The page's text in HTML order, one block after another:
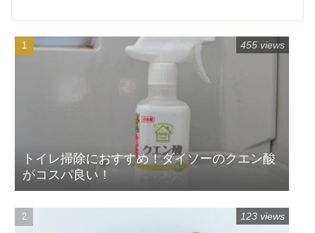
トイレ掃除におすすめ！ダイソーのクエン酸
がコスパ良い！
455 views
123 views